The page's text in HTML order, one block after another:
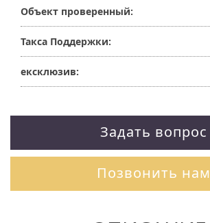
Объект проверенный:
Такса Поддержки:
ексклюзив:
Задать вопрос
Позвонить нам